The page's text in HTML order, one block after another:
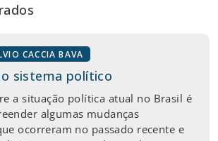
CACCIA BAVA
sistema político
a situação política atual no Brasil é
algumas mudanças
ocorreram no passado recente e